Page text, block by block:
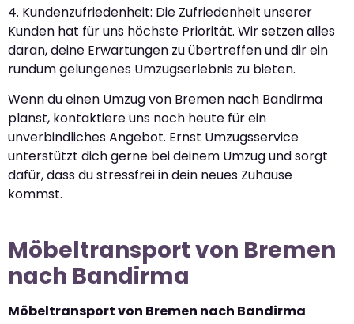
4. Kundenzufriedenheit: Die Zufriedenheit unserer
Kunden hat für uns höchste Priorität. Wir setzen alles
daran, deine Erwartungen zu übertreffen und dir ein
rundum gelungenes Umzugserlebnis zu bieten.
Wenn du einen Umzug von Bremen nach Bandirma
planst, kontaktiere uns noch heute für ein
unverbindliches Angebot. Ernst Umzugsservice
unterstützt dich gerne bei deinem Umzug und sorgt
dafür, dass du stressfrei in dein neues Zuhause
kommst.
Möbeltransport von Bremen
nach Bandirma
Möbeltransport von Bremen nach Bandirma